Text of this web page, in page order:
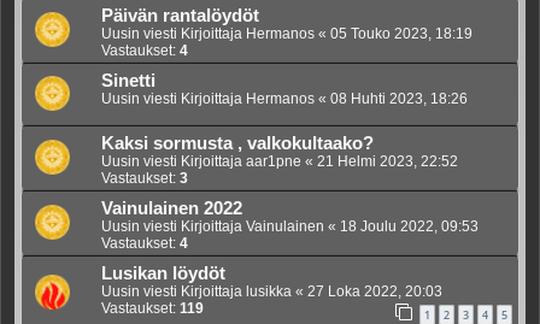
Päivän rantalöydöt
Uusin viesti Kirjoittaja Hermanos « 05 Touko 2023, 18:19
Vastaukset: 4
Sinetti
Uusin viesti Kirjoittaja Hermanos « 08 Huhti 2023, 18:26
Kaksi sormusta , valkokultaako?
Uusin viesti Kirjoittaja aar1pne « 21 Helmi 2023, 22:52
Vastaukset: 3
Vainulainen 2022
Uusin viesti Kirjoittaja Vainulainen « 18 Joulu 2022, 09:53
Vastaukset: 4
Lusikan löydöt
Uusin viesti Kirjoittaja lusikka « 27 Loka 2022, 20:03
Vastaukset: 119 1 2 3 4 5